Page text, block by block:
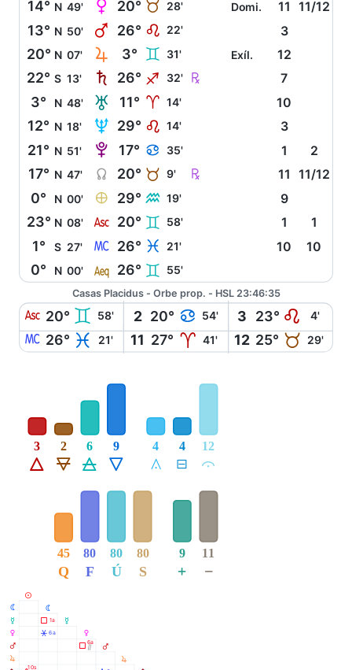
14° N 49' P 20° B 28' Domi. 11 11/12
13° N 50' Q 26° E 22' 3
20° N 07' R 3° C 31' Exíl. 12
22° S 13' S 26° I 32' Ç 7
3° N 48' T 11° A 14' 10
12° N 18' U 29° E 14' 3
21° N 51' V 17° D 35' 1 2
17° N 47' Y 20° B 9' Ç 11 11/12
0° N 00' È 29° K 19' 9
23° N 08' W 20° C 58' 1 1
1° S 27' X 26° L 21' 10 10
0° N 00' l 26° C 55'
Casas Placidus - Orbe prop. - HSL 23:46:35
W 20° C 58' 2 20° D 54' 3 23° E 4'
X 26° L 21' 11 27° A 41' 12 25° B 29'
Á
3
Ë
2
Ô
6
Ê
9
Å
4
É
4
Ă
12
Q
45
F
80
Ú
80
S
80
+
9
−
11
M
N
N
O
O
P
P
Q
Q
R
R
10s
Ã 1a
Â 6a
Ã Ò
6a